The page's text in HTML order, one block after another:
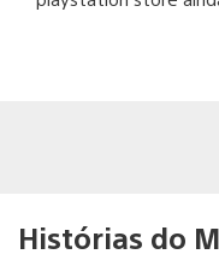
Histórias do